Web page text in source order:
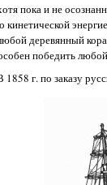
пока и не
деревянный
победить
1858 г. по заказу